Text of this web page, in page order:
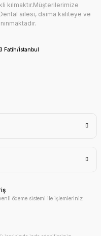
kılmaktır.Müşterilerimize
ailesi, daima kaliteye ve
Fatih/İstanbul
ödeme sistemi ile işlemleriniz